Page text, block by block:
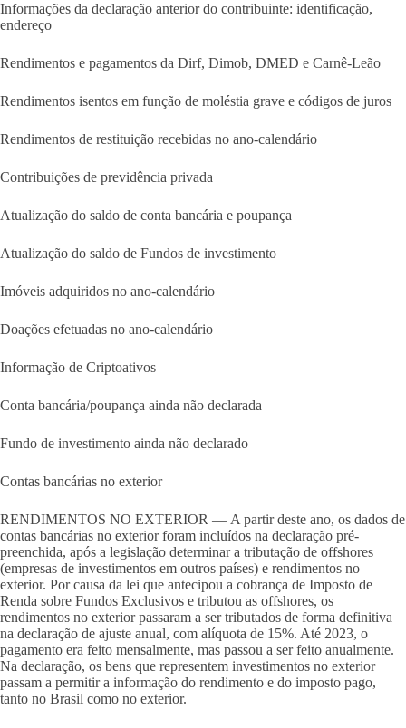
Informações da declaração anterior do contribuinte: identificação,
endereço
Rendimentos e pagamentos da Dirf, Dimob, DMED e Carnê-Leão
Rendimentos isentos em função de moléstia grave e códigos de juros
Rendimentos de restituição recebidas no ano-calendário
Contribuições de previdência privada
Atualização do saldo de conta bancária e poupança
Atualização do saldo de Fundos de investimento
Imóveis adquiridos no ano-calendário
Doações efetuadas no ano-calendário
Informação de Criptoativos
Conta bancária/poupança ainda não declarada
Fundo de investimento ainda não declarado
Contas bancárias no exterior
RENDIMENTOS NO EXTERIOR — A partir deste ano, os dados de
contas bancárias no exterior foram incluídos na declaração pré-
preenchida, após a legislação determinar a tributação de offshores
(empresas de investimentos em outros países) e rendimentos no
exterior. Por causa da lei que antecipou a cobrança de Imposto de
Renda sobre Fundos Exclusivos e tributou as offshores, os
rendimentos no exterior passaram a ser tributados de forma definitiva
na declaração de ajuste anual, com alíquota de 15%. Até 2023, o
pagamento era feito mensalmente, mas passou a ser feito anualmente.
Na declaração, os bens que representem investimentos no exterior
passam a permitir a informação do rendimento e do imposto pago,
tanto no Brasil como no exterior.